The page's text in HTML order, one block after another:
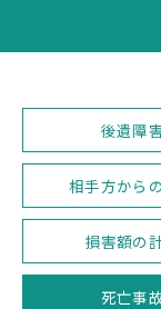
後遺障
相手方から
損害額の
死亡事